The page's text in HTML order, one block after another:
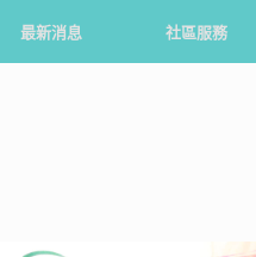
最新消息 社區服務